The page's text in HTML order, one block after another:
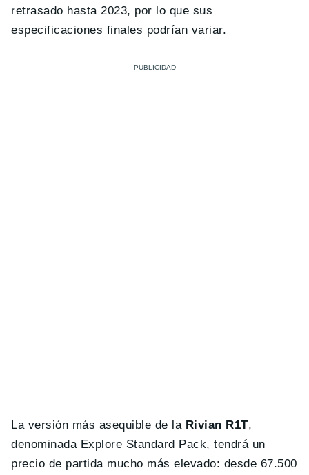
retrasado hasta 2023, por lo que sus
especificaciones finales podrían variar.
La versión más asequible de la Rivian R1T,
denominada Explore Standard Pack, tendrá un
precio de partida mucho más elevado: desde 67.500